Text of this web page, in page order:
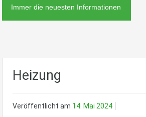
Immer die neuesten Informationen
Heizung
Veröffentlicht am 14. Mai 2024